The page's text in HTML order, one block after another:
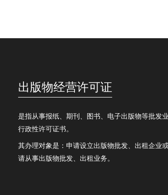
出版物经营许可证
是指从事报纸、期刊、图书、电子出版物等批发
行政性许可证书。
其办理对象是：申请设立出版物批发、出租企业
请从事出版物批发、出租业务。